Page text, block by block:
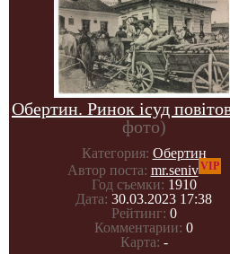
Обертин. Ринок ісуд
фото)
Категория: Обертин
Автор поста: mr.senivVIP
Год съемки: 1910
Дата: 30.03.2023 17:38
Рейтинг: 0
Комментарии: 0
Карта: -